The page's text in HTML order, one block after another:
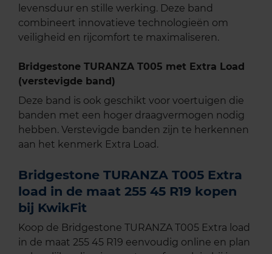
levensduur en stille werking. Deze band
combineert innovatieve technologieën om
veiligheid en rijcomfort te maximaliseren.
Bridgestone TURANZA T005 met Extra Load
(verstevigde band)
Deze band is ook geschikt voor voertuigen die
banden met een hoger draagvermogen nodig
hebben. Verstevigde banden zijn te herkennen
aan het kenmerk Extra Load.
Bridgestone TURANZA T005 Extra
load in de maat 255 45 R19 kopen
bij KwikFit
Koop de Bridgestone TURANZA T005 Extra load
in de maat 255 45 R19 eenvoudig online en plan